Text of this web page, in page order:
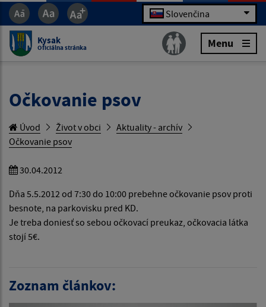
Slovenčina
Kysak
Oficiálna stránka Menu
Očkovanie psov
Úvod Život v obci
Aktuality - archív
Očkovanie psov
30.04.2012
Dňa 5.5.2012 od 7:30 do 10:00 prebehne očkovanie psov proti
besnote, na parkovisku pred KD.
Je treba doniesť so sebou očkovací preukaz, očkovacia látka
stojí 5€.
Zoznam článkov: